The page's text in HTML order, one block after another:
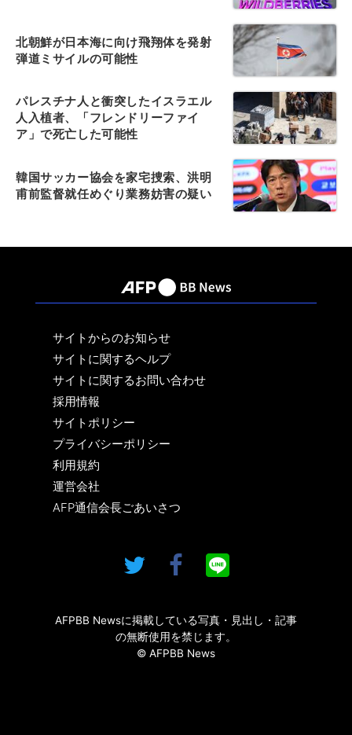
北朝鮮が日本海に向け飛翔体を発射
弾道ミサイルの可能性
パレスチナ人と衝突したイスラエル
人入植者、「フレンドリーファイ
ア」で死亡した可能性
韓国サッカー協会を家宅捜索、洪明
甫前監督就任めぐり業務妨害の疑い
サイトからのお知らせ
サイトに関するヘルプ
サイトに関するお問い合わせ
採用情報
サイトポリシー
プライバシーポリシー
利用規約
運営会社
AFP通信会長ごあいさつ
AFPBB Newsに掲載している写真・見出し・記事
の無断使用を禁じます。
© AFPBB News